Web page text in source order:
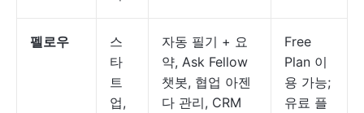
펠로우
스
타
트
업,
자동 필기 + 요
약, Ask Fellow
챗봇, 협업 아젠
다 관리, CRM
Free
Plan 이
용 가능;
유료 플